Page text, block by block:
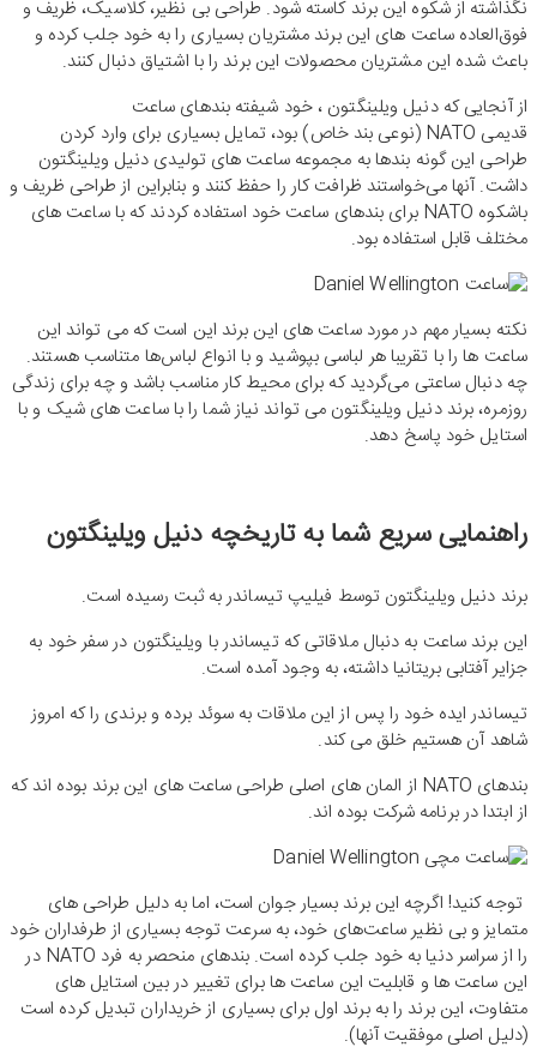
نگذاشته از شکوه این برند کاسته شود. طراحی بی نظیر، کلاسیک، ظریف و
فوق‌العاده ساعت های این برند مشتریان بسیاری را به خود جلب کرده و
باعث شده این مشتریان محصولات این برند را با اشتیاق دنبال کنند.
از آنجایی که دنیل ویلینگتون ، خود شیفته بندهای ساعت
قدیمی NATO (نوعی بند خاص) بود، تمایل بسیاری برای وارد کردن
طراحی این گونه بندها به مجموعه ساعت های تولیدی دنیل ویلینگتون
داشت. آنها می‌خواستند ظرافت کار را حفظ کنند و بنابراین از طراحی ظریف و
باشکوه NATO برای بند‌های ساعت خود استفاده کردند که با ساعت های
مختلف قابل استفاده بود.
نکته بسیار مهم در مورد ساعت های این برند این است که می تواند این
ساعت ها را با تقریبا هر لباسی بپوشید و با انواع لباس‌ها متناسب هستند.
چه دنبال ساعتی می‌گردید که برای محیط کار مناسب باشد و چه برای زندگی
روزمره، برند دنیل ویلینگتون می تواند نیاز شما را با ساعت های شیک و با
استایل خود پاسخ دهد.
راهنمایی سریع شما به تاریخچه دنیل ویلینگتون
برند دنیل ویلینگتون توسط فیلیپ تیساندر به ثبت رسیده است.
این برند ساعت به دنبال ملاقاتی که تیساندر با ویلینگتون در سفر خود به
جزایر آفتابی بریتانیا داشته، به وجود آمده است.
تیساندر ایده خود را پس از این ملاقات به سوئد برده و برندی را که امروز
شاهد آن هستیم خلق می کند.
بندهای NATO از المان های اصلی طراحی ساعت های این برند بوده اند که
از ابتدا در برنامه شرکت بوده اند.
توجه کنید! اگرچه این برند بسیار جوان است، اما به دلیل طراحی های
متمایز و بی نظیر ساعت‌های خود، به سرعت توجه بسیاری از طرفداران خود
را از سراسر دنیا به خود جلب کرده است. بندهای منحصر به فرد NATO در
این ساعت ها و قابلیت این ساعت ها برای تغییر در بین استایل های
متفاوت، این برند را به برند اول برای بسیاری از خریداران تبدیل کرده است
(دلیل اصلی موفقیت آنها).